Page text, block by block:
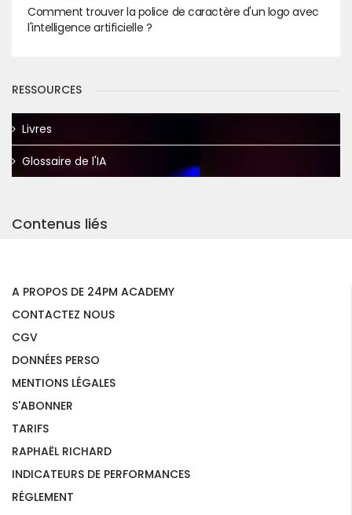
Comment trouver la police de caractère d'un logo avec
l'intelligence artificielle ?
RESSOURCES
Livres
Glossaire de l'IA
Contenus liés
A PROPOS DE 24PM ACADEMY
CONTACTEZ NOUS
CGV
DONNÉES PERSO
MENTIONS LÉGALES
S'ABONNER
TARIFS
RAPHAËL RICHARD
INDICATEURS DE PERFORMANCES
RÉGLEMENT